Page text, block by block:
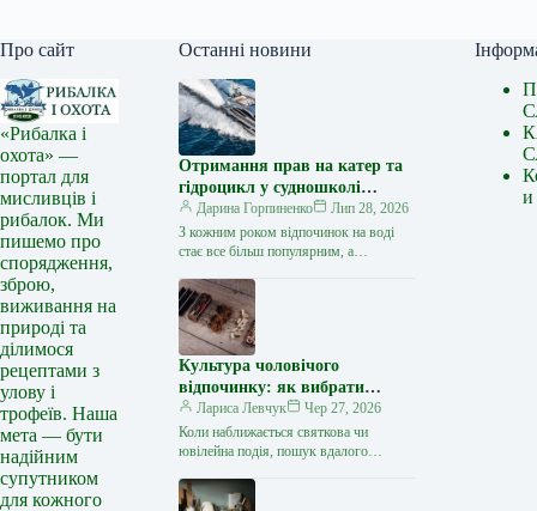
Про сайт
«Рибалка і
охота» —
портал для
мисливців і
рибалок. Ми
пишемо про
спорядження,
зброю,
виживання на
природі та
ділимося
рецептами з
улову і
трофеїв. Наша
мета — бути
надійним
супутником
для кожного
Останні новини
Отримання прав на катер та
гідроцикл у судношколі
«Либідь-А»: від теорії до
іспиту
Дарина Горпиненко
Лип 28, 2026
З кожним роком відпочинок на воді
стає все більш популярним, а
чи гідроциклом відкриває нові
горизонти…
Культура чоловічого
відпочинку: як вибрати
стильний та корисний
подарунок
Лариса Левчук
Чер 27, 2026
Коли наближається святкова чи
ювілейна подія, пошук вдалого
близької людини нерідко
и